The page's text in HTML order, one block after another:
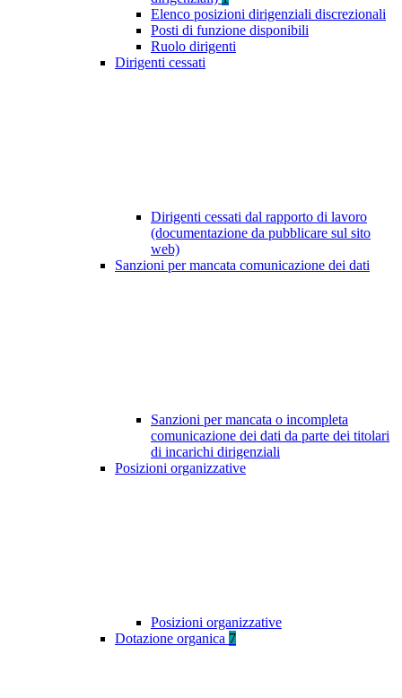
Elenco posizioni dirigenziali discrezionali
Posti di funzione disponibili
Ruolo dirigenti
Dirigenti cessati
Dirigenti cessati dal rapporto di lavoro
(documentazione da pubblicare sul sito
web)
Sanzioni per mancata comunicazione dei dati
Sanzioni per mancata o incompleta
comunicazione dei dati da parte dei titolari
di incarichi dirigenziali
Posizioni organizzative
Posizioni organizzative
Dotazione organica 7